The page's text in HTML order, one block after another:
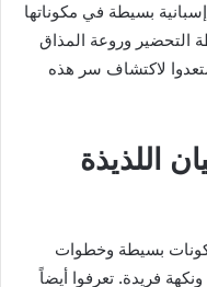
بسيطة في مكوناتها
التحضير وروعة المذاق
لاكتشاف سر هذه
اللذيذة
بسيطة وخطوات
فريدة. تعرفوا أيضاً